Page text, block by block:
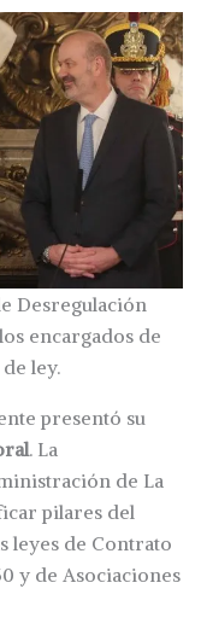
Desregulación
encargados de
ley.
presentó su
. La
de La
pilares del
leyes de Contrato
y de Asociaciones